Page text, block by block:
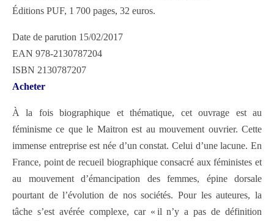
Éditions PUF, 1 700 pages, 32 euros.
Date de parution 15/02/2017
EAN 978-2130787204
ISBN 2130787207
Acheter
À la fois biographique et thématique, cet ouvrage est au
féminisme ce que le Maitron est au mouvement ouvrier. Cette
immense entreprise est née d’un constat. Celui d’une lacune. En
France, point de recueil biographique consacré aux ­féministes et
au mouvement d’émancipation des femmes, épine dorsale
pourtant de l’évolution de nos sociétés. Pour les auteures, la
tâche s’est avérée complexe, car « il n’y a pas de définition